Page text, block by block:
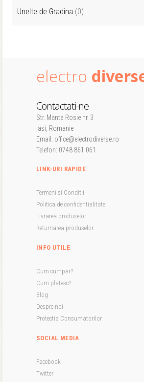
Unelte de Gradina (0)
electro
Contactati-ne
Str. Manta Rosie nr. 3
Iasi, Romanie
Email: office@electrodiverse.ro
Telefon: 0748 861 061
LINK-URI RAPIDE
Termeni si Conditii
Politica de confidentialitate
Livrarea produselor
Returnarea produselor
INFO UTILE
Cum cumpar?
Cum platesc?
Blog
Despre noi
Protectia Consumatorilor
SOCIAL MEDIA
Facebook
Twitter